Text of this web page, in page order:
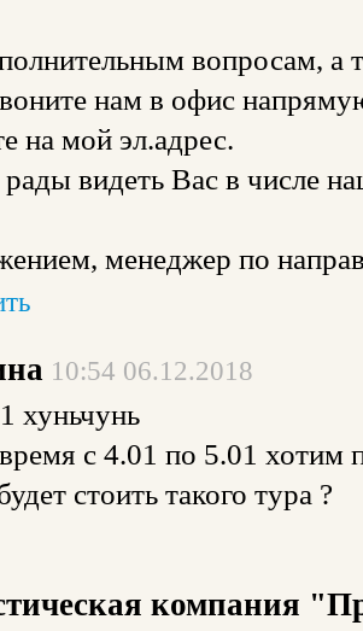
вопросам, а
нам в офис
на мой эл.адрес.
видеть Вас в числе
менеджер по
10:54 06.12.2018
хуньчунь
с 4.01 по 5.01 хотим
стоить такого тура ?
компания